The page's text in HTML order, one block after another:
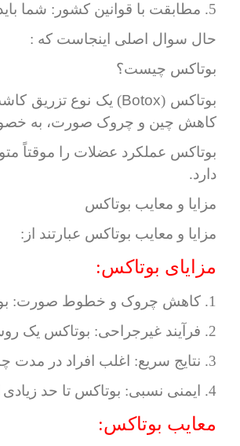
5. مطابقت با قوانین کشور: شما باید مطابق با قوانین و مقررات کشور مرتبط با اجرای تزریق‌های بوتاکس و دیگر مواد مشابه باشید.
حال سوال اصلی اینجاست که :
بوتاکس چیست؟
بوتاکس (Botox) یک نوع تزریق
کاهش چین و چروک صورت، به
بوتاکس عملکرد عضلات را موقتاً
دارد.
مزایا و معایب بوتاکس
مزایا و معایب بوتاکس عبارتند از:
مزایای بوتاکس:
1. کاهش چروک و خطوط صورت: بوتاکس به خوبی چروک‌ها و خطوط صورتی که ناشی از انقباض عضلات هستند، کاهش می‌دهد.
2. فرآیند غیرجراحی: بوتاکس یک روش غیرجراحی است، بنابراین نیازی به برش یا زمان بازسازی طولانی نیست.
3. نتایج سریع: اغلب افراد در مدت چند هفته پس از تزریق بوتاکس نتایج ملموسی را مشاهده می‌کنند.
4. ایمنی نسبی: بوتاکس تا حد زیادی ایمن است و اثرات جانبی نسبتاً کم دارد.
معایب بوتاکس: